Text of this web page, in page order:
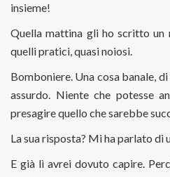
insieme!
Quella mattina gli ho scritto un
quelli pratici, quasi noiosi.
Bomboniere. Una cosa banale,
assurdo. Niente che potesse
presagire quello che sarebbe
La sua risposta? Mi ha parlato di
E già lì avrei dovuto capire.